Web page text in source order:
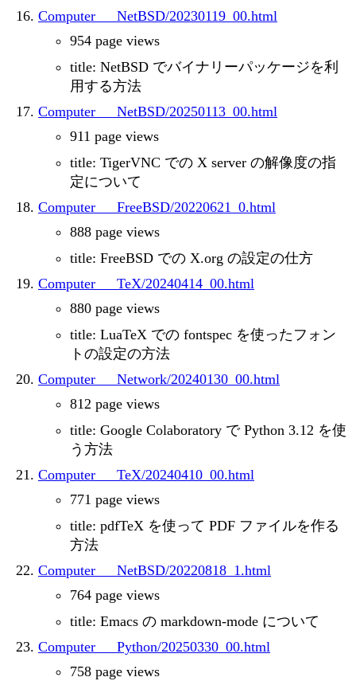
Computer___NetBSD/20230119_00.html
954 page views
title: NetBSD でバイナリーパッケージを利
用する方法
Computer___NetBSD/20250113_00.html
911 page views
title: TigerVNC での X server の解像度の指
定について
Computer___FreeBSD/20220621_0.html
888 page views
title: FreeBSD での X.org の設定の仕方
Computer___TeX/20240414_00.html
880 page views
title: LuaTeX での fontspec を使ったフォン
トの設定の方法
Computer___Network/20240130_00.html
812 page views
title: Google Colaboratory で Python 3.12 を使
う方法
Computer___TeX/20240410_00.html
771 page views
title: pdfTeX を使って PDF ファイルを作る
方法
Computer___NetBSD/20220818_1.html
764 page views
title: Emacs の markdown-mode について
Computer___Python/20250330_00.html
758 page views